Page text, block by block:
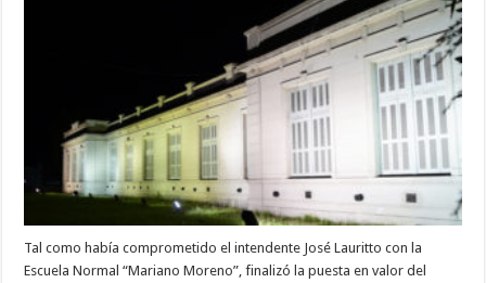
Tal como había comprometido el intendente José Lauritto con la
Escuela Normal “Mariano Moreno”, finalizó la puesta en valor del